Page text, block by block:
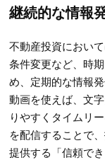
継続的な情報
不動産投資におい
条件変更など、時
め、定期的な情報発
動画を使えば、文
りやすくタイムリ
を配信することで
提供する「信頼で